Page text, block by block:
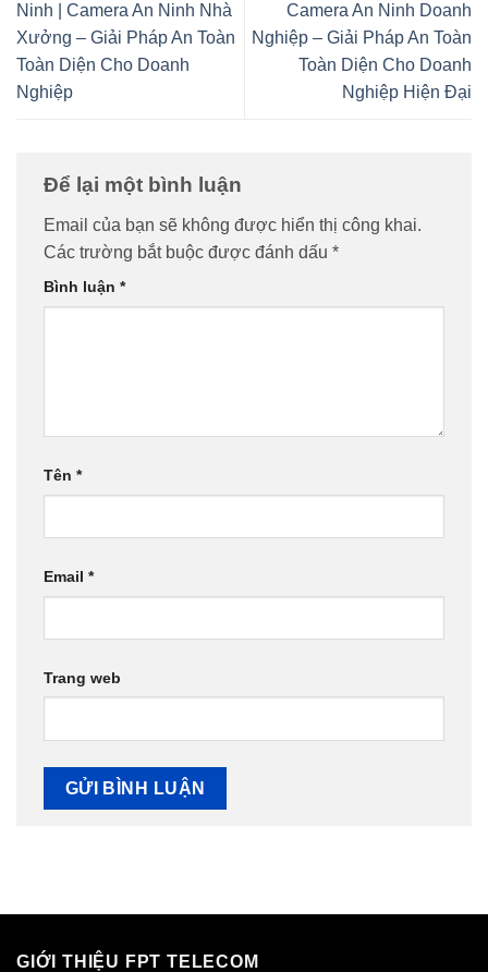
Ninh | Camera An Ninh Nhà
Xưởng – Giải Pháp An Toàn
Toàn Diện Cho Doanh
Nghiệp
Camera An Ninh Doanh
Nghiệp – Giải Pháp An Toàn
Toàn Diện Cho Doanh
Nghiệp Hiện Đại
Để lại một bình luận
Email của bạn sẽ không được hiển thị công khai.
Các trường bắt buộc được đánh dấu *
Bình luận *
Tên *
Email *
Trang web
GIỚI THIỆU FPT TELECOM